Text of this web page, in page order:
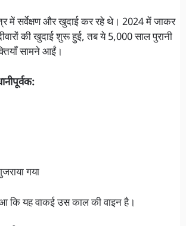
में सर्वेक्षण और खुदाई कर रहे थे। 2024 में जाकर
की खुदाई शुरू हुई, तब ये 5,000 साल पुरानी
सामने आईं।
गया
कि यह वाकई उस काल की वाइन है।